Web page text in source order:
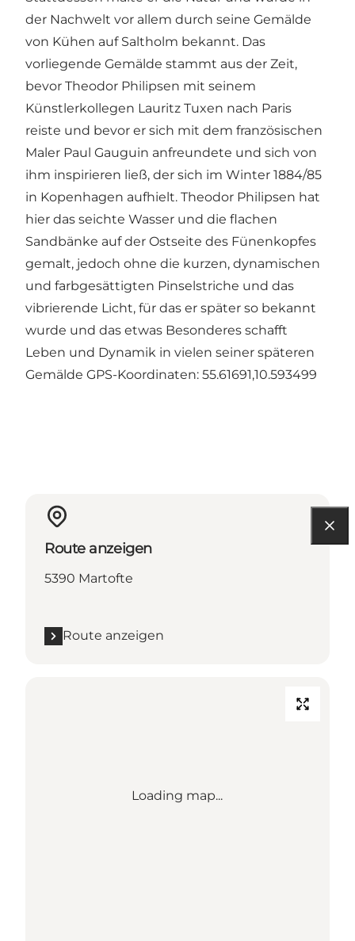
der Nachwelt vor allem durch seine Gemälde
von Kühen auf Saltholm bekannt. Das
vorliegende Gemälde stammt aus der Zeit,
bevor Theodor Philipsen mit seinem
Künstlerkollegen Lauritz Tuxen nach Paris
reiste und bevor er sich mit dem französischen
Maler Paul Gauguin anfreundete und sich von
ihm inspirieren ließ, der sich im Winter 1884/85
in Kopenhagen aufhielt. Theodor Philipsen hat
hier das seichte Wasser und die flachen
Sandbänke auf der Ostseite des Fünenkopfes
gemalt, jedoch ohne die kurzen, dynamischen
und farbgesättigten Pinselstriche und das
vibrierende Licht, für das er später so bekannt
wurde und das etwas Besonderes schafft
Leben und Dynamik in vielen seiner späteren
Gemälde GPS-Koordinaten: 55.61691,10.593499
Route anzeigen
5390 Martofte
Route anzeigen
Loading map...